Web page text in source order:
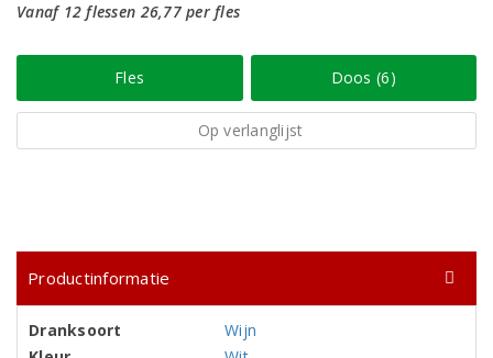
Vanaf 12 flessen 26,77 per fles
Fles Doos (6)
Op verlanglijst
Productinformatie
Dranksoort
Wijn